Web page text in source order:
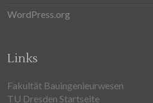
WordPress.org
Links
Fakultät Bauingenieurwesen
TU Dresden Startseite